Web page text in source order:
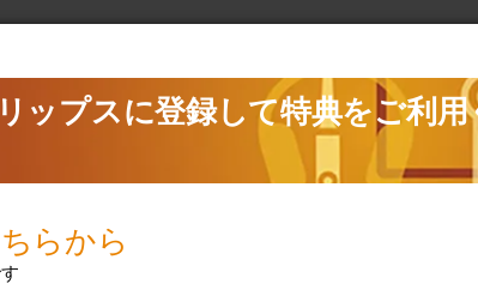
製品保証を表示
お使いのフィリップス製品の保証条件をご確認